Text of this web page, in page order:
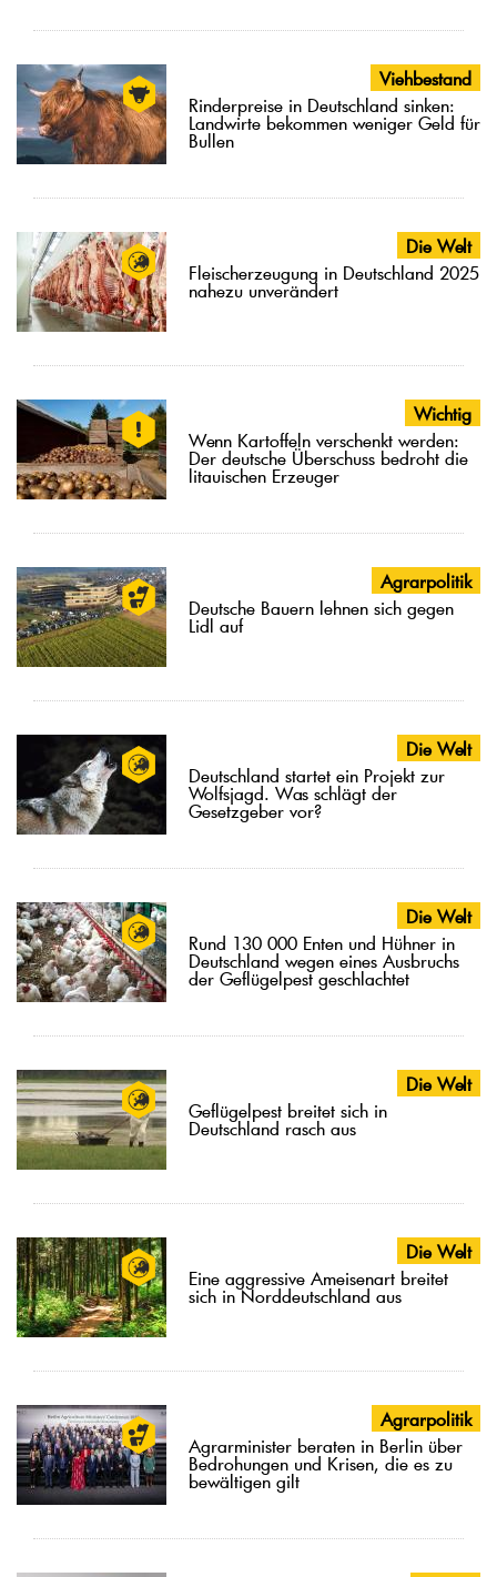
Viehbestand
Rinderpreise in Deutschland sinken:
Landwirte bekommen weniger Geld für
Bullen
Die Welt
Fleischerzeugung in Deutschland 2025
nahezu unverändert
Wichtig
Wenn Kartoffeln verschenkt werden:
Der deutsche Überschuss bedroht die
litauischen Erzeuger
Agrarpolitik
Deutsche Bauern lehnen sich gegen
Lidl auf
Die Welt
Deutschland startet ein Projekt zur
Wolfsjagd. Was schlägt der
Gesetzgeber vor?
Die Welt
Rund 130 000 Enten und Hühner in
Deutschland wegen eines Ausbruchs
der Geflügelpest geschlachtet
Die Welt
Geflügelpest breitet sich in
Deutschland rasch aus
Die Welt
Eine aggressive Ameisenart breitet
sich in Norddeutschland aus
Agrarpolitik
Agrarminister beraten in Berlin über
Bedrohungen und Krisen, die es zu
bewältigen gilt